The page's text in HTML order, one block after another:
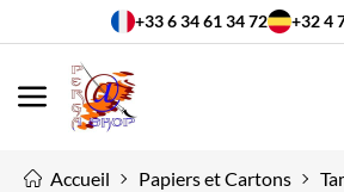
+33 6 34 61 34 72 +32 4
MENU
Accueil Papiers et Cartons